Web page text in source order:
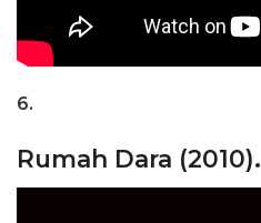
6.
Rumah Dara (2010).